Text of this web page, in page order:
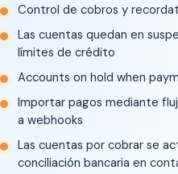
Control de cobros y
Las cuentas quedan en
límites de crédito
Accounts on hold when
Importar pagos mediante
a webhooks
Las cuentas por cobrar se
conciliación bancaria en